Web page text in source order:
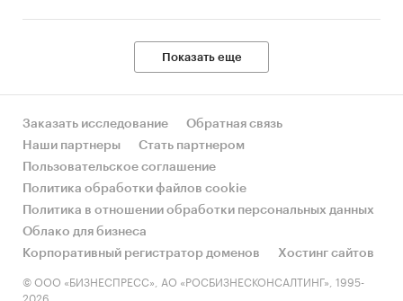
Показать еще
Заказать исследование
Обратная связь
Наши партнеры
Стать партнером
Пользовательское соглашение
Политика обработки файлов cookie
Политика в отношении обработки персональных данных
Облако для бизнеса
Корпоративный регистратор доменов
Хостинг сайтов
© ООО «БИЗНЕСПРЕСС», АО «РОСБИЗНЕСКОНСАЛТИНГ», 1995-
2026.